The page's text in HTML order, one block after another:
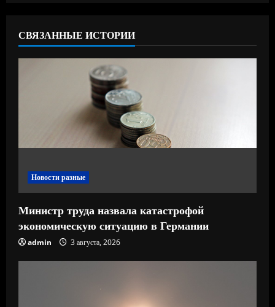
ь
ч
и
е
СВЯЗАННЫЕ ИСТОРИИ
Новости разные
Министр труда назвала катастрофой
экономическую ситуацию в Германии
admin 3 августа, 2026